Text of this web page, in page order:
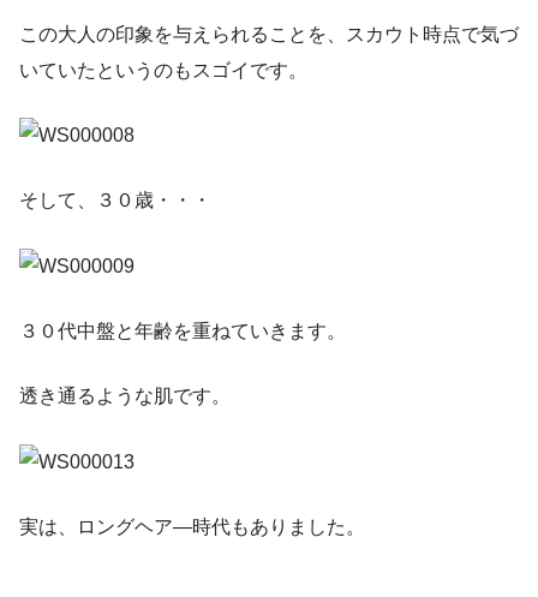
この大人の印象を与えられることを、スカウト時点で気づ
いていたというのもスゴイです。
そして、３０歳・・・
３０代中盤と年齢を重ねていきます。
透き通るような肌です。
実は、ロングヘア―時代もありました。